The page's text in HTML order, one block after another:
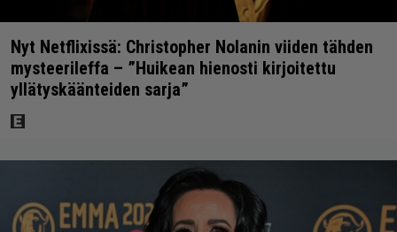
Nyt Netflixissä: Christopher Nolanin viiden tähden
mysteerileffa – ”Huikean hienosti kirjoitettu
yllätyskäänteiden sarja”